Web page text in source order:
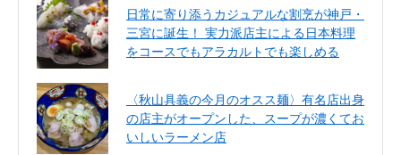
日常に寄り添うカジュアルな割烹が神戸・
三宮に誕生！ 実力派店主による日本料理
をコースでもアラカルトでも楽しめる
〈秋山具義の今月のオスス麺〉有名店出身
の店主がオープンした、スープが濃くてお
いしいラーメン店